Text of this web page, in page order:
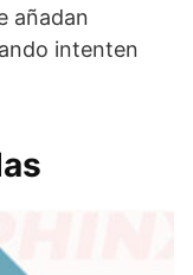
añadan
intenten